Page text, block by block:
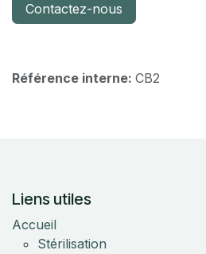
Contactez-nous
Référence interne: CB2
Liens utiles
Accueil
Stérilisation